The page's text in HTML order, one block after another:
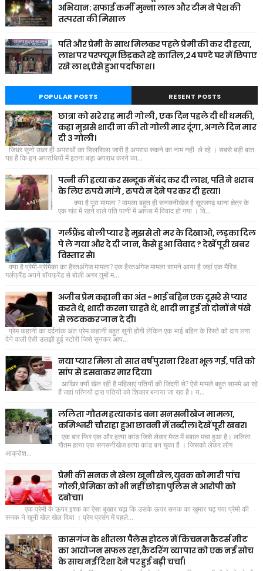
अभियान: सफाई कर्मी मुन्ना लाल और टीम ने पेश की
तत्परता की मिसाल
पति और प्रेमी के साथ मिलकर पहले प्रेमी की कर दी हत्या,
लाश पर परफ्यूम छिड़कते रहे कातिल,24 घण्टे घर में छिपाए
रखे लाश,ऐसे हुआ पर्दाफाश ।
POPULAR POSTS RESENT POSTS
छात्रा को सरे राह मारी गोली , एक दिन पहले दी थी धमकी,
कहा मुझसे शादी ना की तो गोली मार दूंगा, अगले दिन मार
दी 3 गोली।
जिधर सुनो उधर ही अपराधों का सिलसिला जारी है अपराध रुकने का नाम नही ले रहे । सबसे बड़ी बात
यह है कि इन अपराधियों में इतना बड़ा अपराध करने का...
पत्नी की हत्या कर सन्दूक में बंद कर दी लाश, पति ने शराब
के लिए रुपये मांगे , रुपये न देने पर कर दी हत्या।
क्या है पूरा मामला ? मामला बहुत ही सनसनीखेज है सूरजगढ़ थाना क्षेत्र के
एक गांव में रहने वाले पति पत्नी में आपस में विवाद हो गया । वि...
गर्लफ्रैंड बोली प्यार है मुझसे तो मर के दिखाओ, लड़का दिल
पे ले गया और दे दी जान, कैसे हुआ विवाद ? देखें पूरी खबर
विस्तार से।
क्या है प्रेमी-प्रेमिका का हैरतअंगेज मामला? एक हैरतअंगेज मामला सामने आया है जहां एक मैरिड
गर्लफ्रैंड अपने बॉयफ्रेंड से बोली अगर तुम्हें म...
अजीब प्रेम कहानी का अंत - भाई बहिन एक दूसरे से प्यार
करते थे, शादी करना चाहते थे, शादी ना हुई तो दोनों ने पंखे
से लटककर जान दे दी।
प्रेम कहानी का दर्दनांक अंत प्रेम कहानी बहुत सुनी होंगी लेकिन एक भाई बहिन के रिस्ते को दाग लगा
देने वाली ऐसी उलझी हुई स्टोरी जिसे सुनकर आप...
नया प्यार मिला तो सात वर्ष पुराना रिश्ता भूल गई, पति को
सांप से डसवाकर मार दिया।
आखिर क्यों खेल रही है महिलाएं पतियों की जिंदगी से? ऐसे मामले बहुत साममे आ रहे
हैं जहां पत्नियों द्वारा पतियों को शिकार बनाया जा रहा है। य...
ललिता गौतम हत्याकांड बना सनसनीखेज मामला,
कमिश्नरी चौराहा हुआ छावनी में तब्दील। देखें पूरी खबर।
एक बार फिर एक और हत्या कांड जिसे लेकर मेरठ में बबाल मचा हुआ है। ललिता
गौतम हत्या एक सनसनीखेज हत्या कांड बन चुका है । जिसको लेकर लोग
आक्रोश...
प्रेमी की सनक ने खेला खूनी खेल,युवक को मारी पांच
गोली,प्रेमिका को भी नहीं छोड़ा। पुलिस ने आरोपी को
दबोचा।
एक प्रेमी के ऊपर इश्क का ऐसा बुखार चढ़ा कि उसके ऊपर सनक का खुमार चढ़ गया प्रेमी की
सनक ने खूनी खेल खेल दिया । प्रेम प्रसंग में पहले...
कासगंज के शीतला पैलेस होटल में किचनम कैटर्स मीट
का आयोजन सफल रहा,कैटरिंग व्यापार को एक नई सोच
के साथ नई दिशा देने पर हुई बड़ी चर्चा।